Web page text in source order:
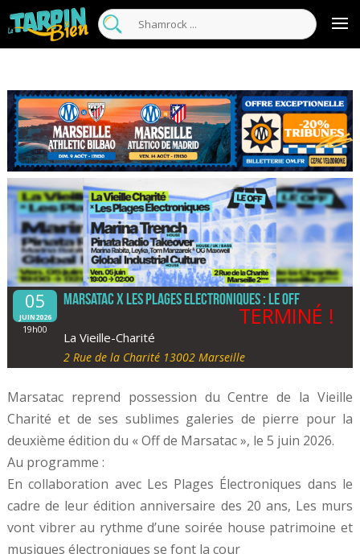
05
JUIN2026
19h00
Marsatac X Les Plages Electroniques : Le Off
TERMINÉ !
La Vieille-Charité
2 Rue de la Charité 13002 Marseille
Marsatac reprend possession du Centre de la Vieille
Charité et de ses sublimes galeries de pierre pour la
deuxième édition du « Off de Marsatac », le 5 juin 2026.
Au programme :
En collaboration avec Les Plages Électroniques dans le
cadre de leur édition anniversaire des 20 ans, Les murs
vont vibrer au rythme d’une soirée house patrimoine et
musiques électroniques se font la cour